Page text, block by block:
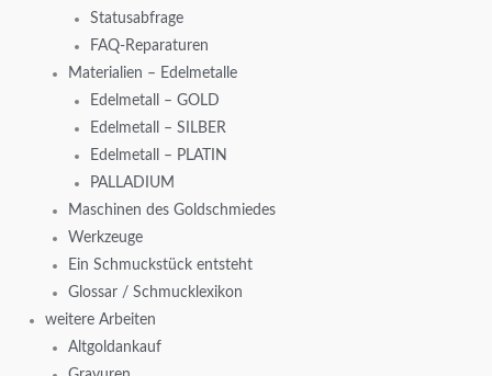
Statusabfrage
FAQ-Reparaturen
Materialien – Edelmetalle
Edelmetall – GOLD
Edelmetall – SILBER
Edelmetall – PLATIN
PALLADIUM
Maschinen des Goldschmiedes
Werkzeuge
Ein Schmuckstück entsteht
Glossar / Schmucklexikon
weitere Arbeiten
Altgoldankauf